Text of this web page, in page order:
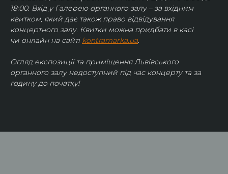
18:00. Вхід у Галерею органного залу – за вхідним
квитком, який дає також право відвідування
концертного залу. Квитки можна придбати в касі
чи онлайн на сайті kontramarka.ua.
Огляд експозиції та приміщення Львівського
органного залу недоступний під час концерту та за
годину до початку!